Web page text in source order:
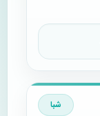
شبا